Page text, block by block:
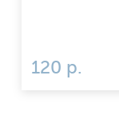
120 р.